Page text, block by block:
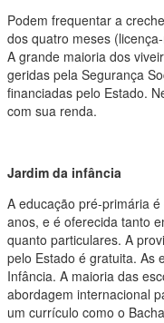
Podem frequentar a
dos quatro meses
A grande maioria dos
geridas pela Segurança
financiadas pelo Estado.
com sua renda.
Jardim da infância
A educação pré-primária
anos, e é oferecida tanto
quanto particulares. A
pelo Estado é gratuita. As
Infância. A maioria das
abordagem internacional
um currículo como o